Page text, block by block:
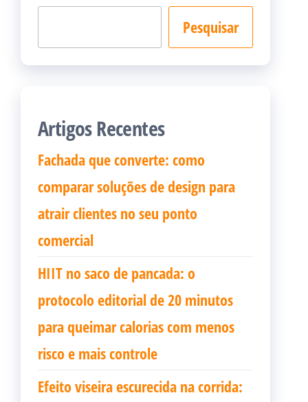
Pesquisar
Artigos Recentes
Fachada que converte: como
comparar soluções de design para
atrair clientes no seu ponto
comercial
HIIT no saco de pancada: o
protocolo editorial de 20 minutos
para queimar calorias com menos
risco e mais controle
Efeito viseira escurecida na corrida: